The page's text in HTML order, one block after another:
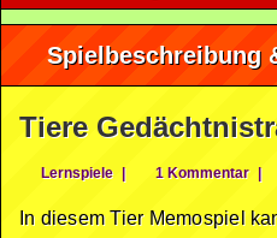
Spielbeschreibung
Tiere
Lernspiele | 1 Kommentar |
In diesem Tier Memospiel